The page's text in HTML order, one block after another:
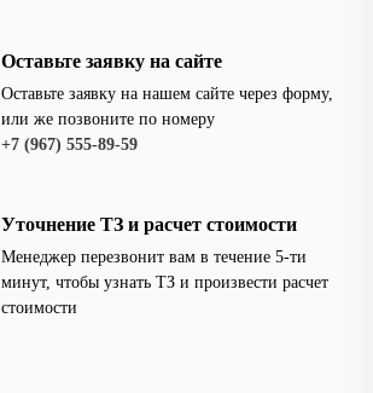
Оставьте заявку на сайте
Оставьте заявку на нашем сайте через форму,
или же позвоните по номеру
‪+7 (967) 555-89-59
Уточнение ТЗ и расчет стоимости
Менеджер перезвонит вам в течение 5-ти
минут, чтобы узнать ТЗ и произвести расчет
стоимости